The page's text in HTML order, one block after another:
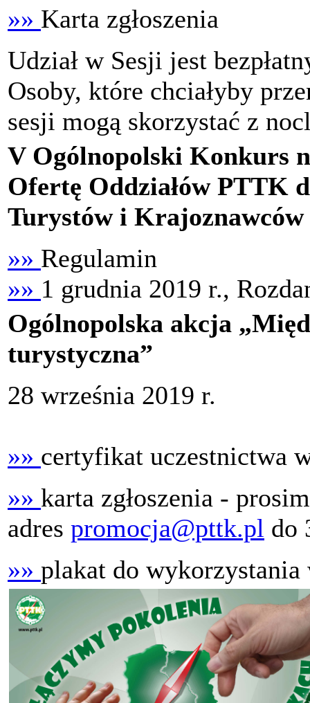
»» Karta zgłoszenia
Udział w Sesji jest
Osoby, które chciałyby
sesji mogą skorzystać z
V Ogólnopolski Konkurs
Ofertę Oddziałów PTTK
Turystów i Krajoznawców
»» Regulamin
»» 1 grudnia 2019 r.,
Ogólnopolska akcja
turystyczna”
28 września 2019 r.
»» certyfikat uczestnictwa
»» karta zgłoszenia -
adres promocja@pttk.pl do
»» plakat do